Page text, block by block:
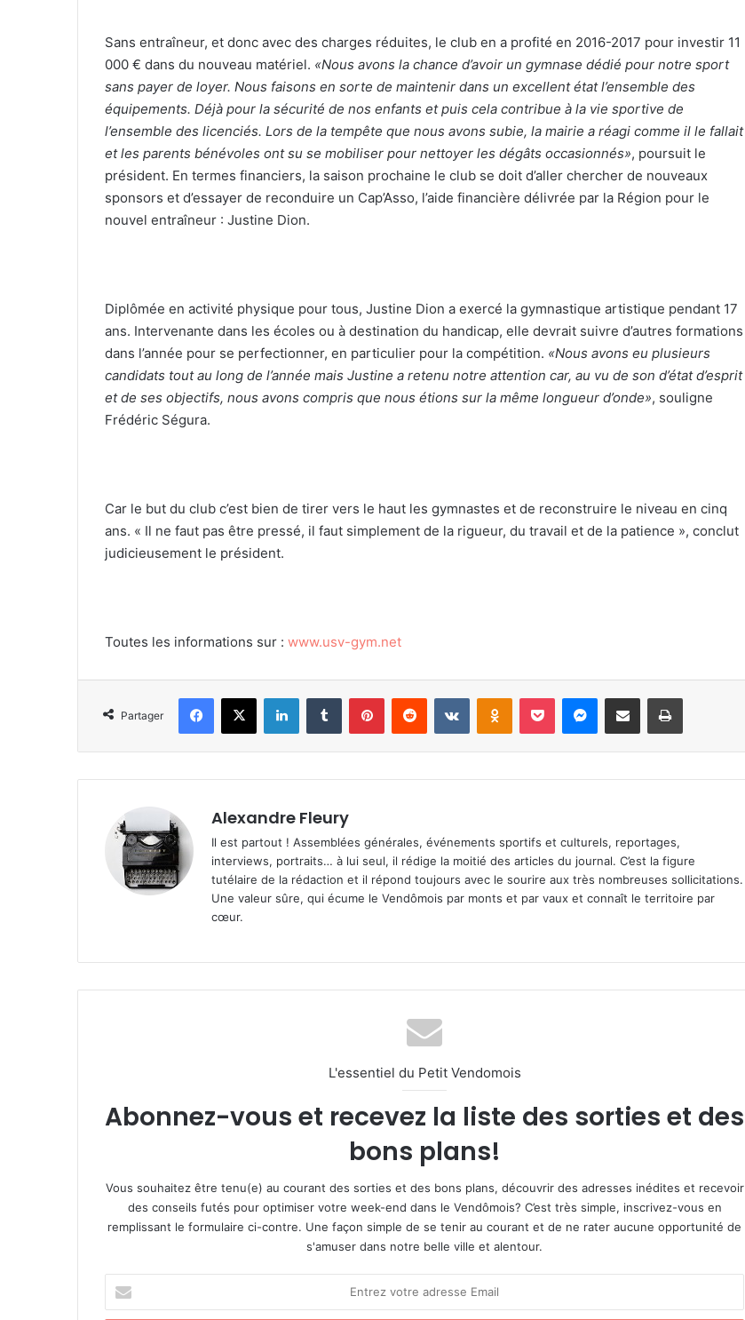
Sans entraîneur, et donc avec des charges réduites, le club en a profité en 2016-2017 pour investir 11
000 € dans du nouveau matériel. «Nous avons la chance d’avoir un gymnase dédié pour notre sport
sans payer de loyer. Nous faisons en sorte de maintenir dans un excellent état l’ensemble des
équipements. Déjà pour la sécurité de nos enfants et puis cela contribue à la vie sportive de
l’ensemble des licenciés. Lors de la tempête que nous avons subie, la mairie a réagi comme il le fallait
et les parents bénévoles ont su se mobiliser pour nettoyer les dégâts occasionnés», poursuit le
président. En termes financiers, la saison prochaine le club se doit d’aller chercher de nouveaux
sponsors et d’essayer de reconduire un Cap’Asso, l’aide financière délivrée par la Région pour le
nouvel entraîneur : Justine Dion.
Diplômée en activité physique pour tous, Justine Dion a exercé la gymnastique artistique pendant 17
ans. Intervenante dans les écoles ou à destination du handicap, elle devrait suivre d’autres formations
dans l’année pour se perfectionner, en particulier pour la compétition. «Nous avons eu plusieurs
candidats tout au long de l’année mais Justine a retenu notre attention car, au vu de son d’état d’esprit
et de ses objectifs, nous avons compris que nous étions sur la même longueur d’onde», souligne
Frédéric Ségura.
Car le but du club c’est bien de tirer vers le haut les gymnastes et de reconstruire le niveau en cinq
ans. « Il ne faut pas être pressé, il faut simplement de la rigueur, du travail et de la patience », conclut
judicieusement le président.
Toutes les informations sur : www.usv-gym.net
Partager
Alexandre Fleury
Il est partout ! Assemblées générales, événements sportifs et culturels, reportages,
interviews, portraits… à lui seul, il rédige la moitié des articles du journal. C’est la figure
tutélaire de la rédaction et il répond toujours avec le sourire aux très nombreuses sollicitations.
Une valeur sûre, qui écume le Vendômois par monts et par vaux et connaît le territoire par
cœur.
L'essentiel du Petit Vendomois
Abonnez-vous et recevez la liste des sorties et des
bons plans!
Vous souhaitez être tenu(e) au courant des sorties et des bons plans, découvrir des adresses inédites et recevoir
des conseils futés pour optimiser votre week-end dans le Vendômois? C’est très simple, inscrivez-vous en
remplissant le formulaire ci-contre. Une façon simple de se tenir au courant et de ne rater aucune opportunité de
s'amuser dans notre belle ville et alentour.